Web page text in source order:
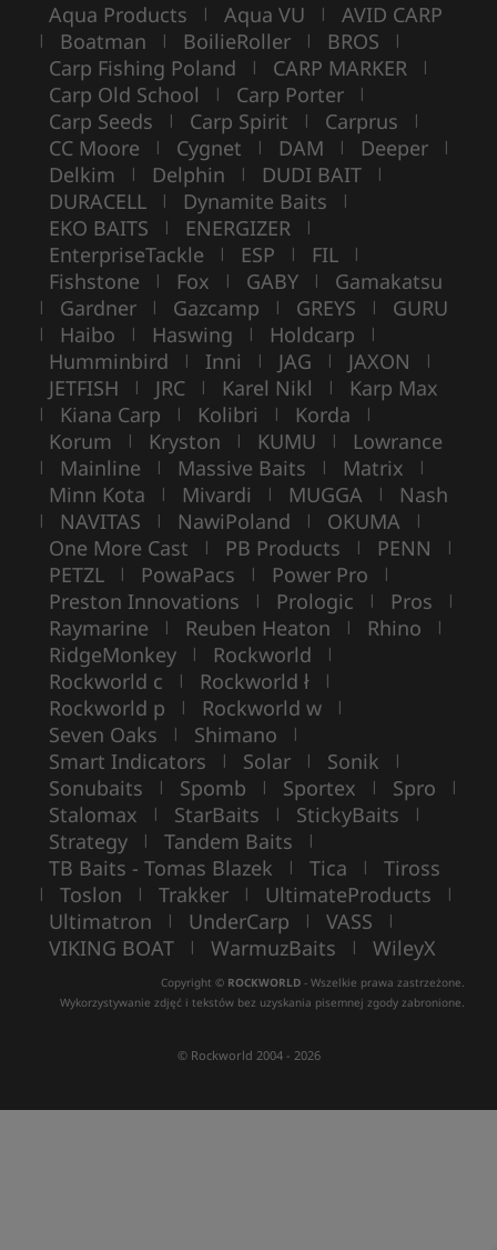
Aqua Products | Aqua VU | AVID CARP
| Boatman | BoilieRoller | BROS |
Carp Fishing Poland | CARP MARKER |
Carp Old School | Carp Porter |
Carp Seeds | Carp Spirit | Carprus |
CC Moore | Cygnet | DAM | Deeper |
Delkim | Delphin | DUDI BAIT |
DURACELL | Dynamite Baits |
EKO BAITS | ENERGIZER |
EnterpriseTackle | ESP | FIL |
Fishstone | Fox | GABY | Gamakatsu
| Gardner | Gazcamp | GREYS | GURU
| Haibo | Haswing | Holdcarp |
Humminbird | Inni | JAG | JAXON |
JETFISH | JRC | Karel Nikl | Karp Max
| Kiana Carp | Kolibri | Korda |
Korum | Kryston | KUMU | Lowrance
| Mainline | Massive Baits | Matrix |
Minn Kota | Mivardi | MUGGA | Nash
| NAVITAS | NawiPoland | OKUMA |
One More Cast | PB Products | PENN |
PETZL | PowaPacs | Power Pro |
Preston Innovations | Prologic | Pros |
Raymarine | Reuben Heaton | Rhino |
RidgeMonkey | Rockworld |
Rockworld c | Rockworld ł |
Rockworld p | Rockworld w |
Seven Oaks | Shimano |
Smart Indicators | Solar | Sonik |
Sonubaits | Spomb | Sportex | Spro |
Stalomax | StarBaits | StickyBaits |
Strategy | Tandem Baits |
TB Baits - Tomas Blazek | Tica | Tiross
| Toslon | Trakker | UltimateProducts |
Ultimatron | UnderCarp | VASS |
VIKING BOAT | WarmuzBaits | WileyX
Copyright © ROCKWORLD - Wszelkie prawa zastrzeżone.
Wykorzystywanie zdjęć i tekstów bez uzyskania pisemnej zgody zabronione.
© Rockworld 2004 - 2026